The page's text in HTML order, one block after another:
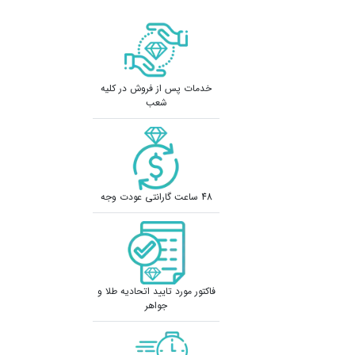
خدمات پس از فروش در کلیه
شعب
48 ساعت گارانتی عودت وجه
فاکتور مورد تایید اتحادیه طلا و
جواهر